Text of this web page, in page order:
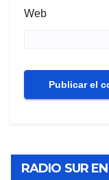
Web
RADIO SUR